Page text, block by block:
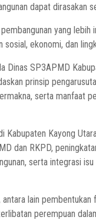
dapat dirasakan
yang lebih
ekonomi, dan
Dinas SP3APMD
prinsip
serta manfaat
Kabupaten Kayong
dan RKPD,
serta integrasi
lain
perempuan